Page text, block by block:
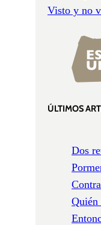
Visto y no
ÚLTIMOS
Dos
Quién